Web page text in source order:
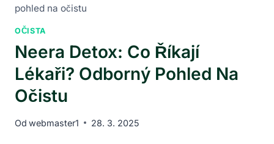
pohled na očistu
OČISTA
Neera Detox: Co Říkají
Lékaři? Odborný Pohled Na
Očistu
Od webmaster1 28. 3. 2025